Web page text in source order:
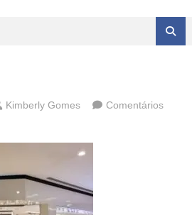
Kimberly Gomes
Comentários